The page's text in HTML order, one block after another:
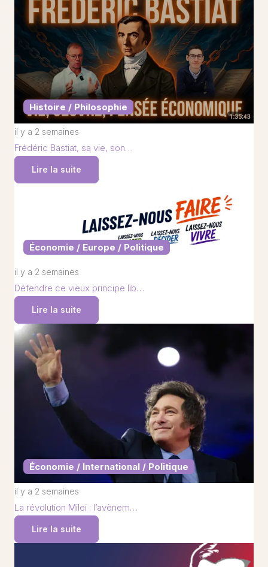
Histoire / Philosophie
il y a 2 semaines
Frédéric Bastiat, sa vie, son…
Lire la suite
Économie / Europe / Politique
il y a 2 semaines
Défendre ce vieux principe lib…
Lire la suite
Économie / International / Politique
il y a 2 semaines
La révolution Milei : l’avènem…
Lire la suite